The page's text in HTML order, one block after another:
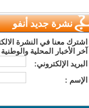
نشرة جديد أنفو
اشترك معنا في النشرة
آخر الأخبار المحلية والوطنية
البريد اﻹلكتروني:
اﻹسم :